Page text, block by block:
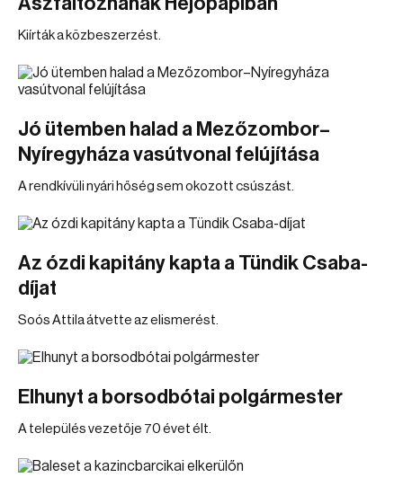
Kiírták a közbeszerzést.
Jó ütemben halad a Mezőzombor–
Nyíregyháza vasútvonal felújítása
A rendkívüli nyári hőség sem okozott csúszást.
Az ózdi kapitány kapta a Tündik Csaba-
díjat
Soós Attila átvette az elismerést.
Elhunyt a borsodbótai polgármester
A település vezetője 70 évet élt.